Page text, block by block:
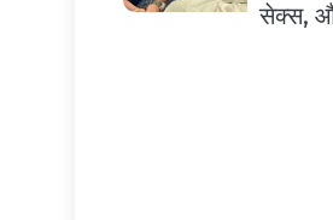
सेक्स,